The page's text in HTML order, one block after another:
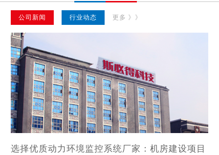
公司新闻 行业动态 更多 》》
选择优质动力环境监控系统厂家：机房建设项目